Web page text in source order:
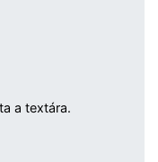
a textára.